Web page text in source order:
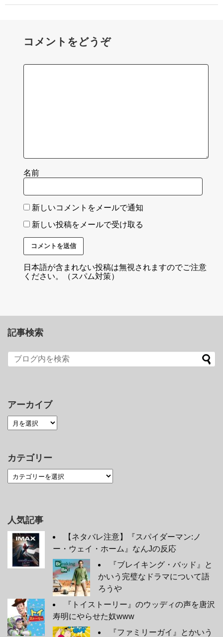
コメントをどうぞ
名前
新しいコメントをメールで通知
新しい投稿をメールで受け取る
日本語が含まれない投稿は無視されますのでご注意
ください。（スパム対策）
記事検索
アーカイブ
カテゴリー
人気記事
【ネタバレ注意】『スパイダーマン:ノ
ー・ウェイ・ホーム』なんJの反応
『ブレイキング・バッド』と
かいう完璧なドラマについて語
ろうや
『トイストーリー』のウッディの声を唐沢
寿明にやらせた奴www
『ファミリーガイ』とかいう